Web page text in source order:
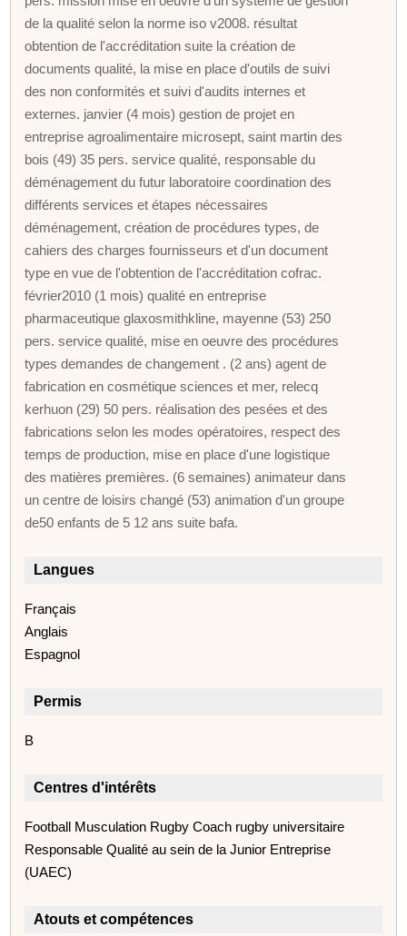
de la qualité selon la norme iso v2008. résultat
obtention de l'accréditation suite la création de
documents qualité, la mise en place d'outils de suivi
des non conformités et suivi d'audits internes et
externes. janvier (4 mois) gestion de projet en
entreprise agroalimentaire microsept, saint martin des
bois (49) 35 pers. service qualité, responsable du
déménagement du futur laboratoire coordination des
différents services et étapes nécessaires
déménagement, création de procédures types, de
cahiers des charges fournisseurs et d'un document
type en vue de l'obtention de l'accréditation cofrac.
février2010 (1 mois) qualité en entreprise
pharmaceutique glaxosmithkline, mayenne (53) 250
pers. service qualité, mise en oeuvre des procédures
types demandes de changement . (2 ans) agent de
fabrication en cosmétique sciences et mer, relecq
kerhuon (29) 50 pers. réalisation des pesées et des
fabrications selon les modes opératoires, respect des
temps de production, mise en place d'une logistique
des matières premières. (6 semaines) animateur dans
un centre de loisirs changé (53) animation d'un groupe
de50 enfants de 5 12 ans suite bafa.
Langues
Français
Anglais
Espagnol
Permis
B
Centres d'intérêts
Football Musculation Rugby Coach rugby universitaire
Responsable Qualité au sein de la Junior Entreprise
(UAEC)
Atouts et compétences